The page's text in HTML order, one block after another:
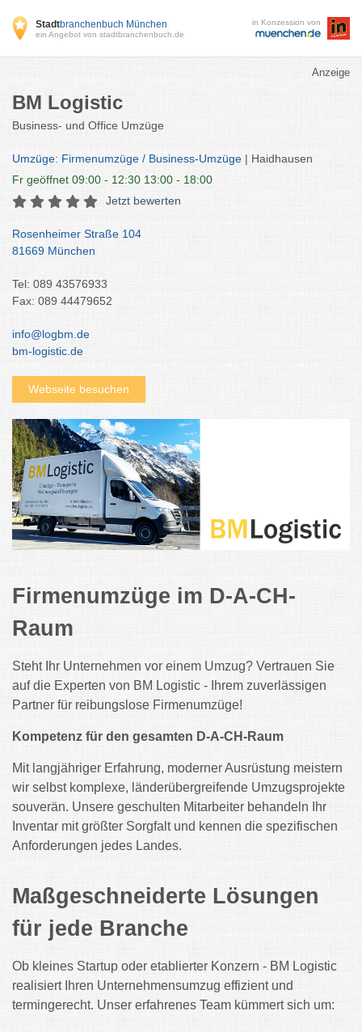
Stadtbranchenbuch München
ein Angebot von stadtbranchenbuch.de
in Konzession von
Anzeige
BM Logistic
Business- und Office Umzüge
Umzüge: Firmenumzüge / Business-Umzüge | Haidhausen
Fr geöffnet 09:00 - 12:30 13:00 - 18:00
Jetzt bewerten
Rosenheimer Straße 104
81669 München
Tel: 089 43576933
Fax: 089 44479652
info@logbm.de
bm-logistic.de
Webseite besuchen
Firmenumzüge im D-A-CH-
Raum
Steht Ihr Unternehmen vor einem Umzug? Vertrauen Sie
auf die Experten von BM Logistic - Ihrem zuverlässigen
Partner für reibungslose Firmenumzüge!
Kompetenz für den gesamten D-A-CH-Raum
Mit langjähriger Erfahrung, moderner Ausrüstung meistern
wir selbst komplexe, länderübergreifende Umzugsprojekte
souverän. Unsere geschulten Mitarbeiter behandeln Ihr
Inventar mit größter Sorgfalt und kennen die spezifischen
Anforderungen jedes Landes.
Maßgeschneiderte Lösungen
für jede Branche
Ob kleines Startup oder etablierter Konzern - BM Logistic
realisiert Ihren Unternehmensumzug effizient und
termingerecht. Unser erfahrenes Team kümmert sich um: